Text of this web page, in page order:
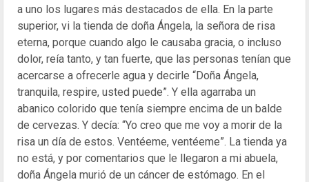
a uno los lugares más destacados de ella. En la parte
superior, vi la tienda de doña Ángela, la señora de risa
eterna, porque cuando algo le causaba gracia, o incluso
dolor, reía tanto, y tan fuerte, que las personas tenían que
acercarse a ofrecerle agua y decirle “Doña Ángela,
tranquila, respire, usted puede”. Y ella agarraba un
abanico colorido que tenía siempre encima de un balde
de cervezas. Y decía: “Yo creo que me voy a morir de la
risa un día de estos. Ventéeme, ventéeme”. La tienda ya
no está, y por comentarios que le llegaron a mi abuela,
doña Ángela murió de un cáncer de estómago. En el